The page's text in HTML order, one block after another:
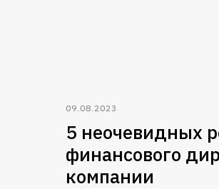
09.08.2023
5 неочевидных
финансового
компании